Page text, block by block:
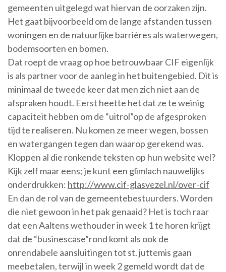
gemeenten uitgelegd wat hiervan de oorzaken zijn.
Het gaat bijvoorbeeld om de lange afstanden tussen
woningen en de natuurlijke barrières als waterwegen,
bodemsoorten en bomen.
Dat roept de vraag op hoe betrouwbaar CIF eigenlijk
is als partner voor de aanleg in het buitengebied. Dit is
minimaal de tweede keer dat men zich niet aan de
afspraken houdt. Eerst heette het dat ze te weinig
capaciteit hebben om de “uitrol”op de afgesproken
tijd te realiseren. Nu komen ze meer wegen, bossen
en watergangen tegen dan waarop gerekend was.
Kloppen al die ronkende teksten op hun website wel?
Kijk zelf maar eens; je kunt een glimlach nauwelijks
onderdrukken: http://www.cif-glasvezel.nl/over-cif
En dan de rol van de gemeentebestuurders. Worden
die niet gewoon in het pak genaaid? Het is toch raar
dat een Aaltens wethouder in week 1 te horen krijgt
dat de “businescase”rond komt als ook de
onrendabele aansluitingen tot st. juttemis gaan
meebetalen, terwijl in week 2 gemeld wordt dat de